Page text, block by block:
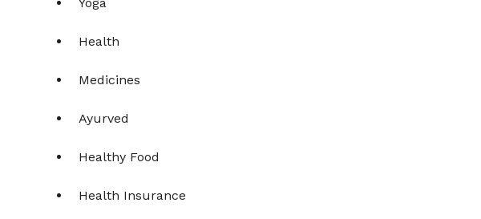
Health
Medicines
Ayurved
Healthy Food
Health Insurance